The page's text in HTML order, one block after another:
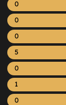
0
0
0
5
0
1
0